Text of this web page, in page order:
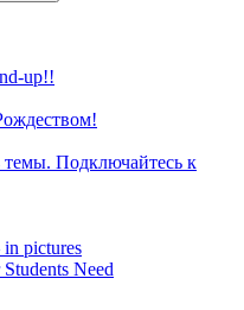
up!!
Подключайтесь к
pictures
Need